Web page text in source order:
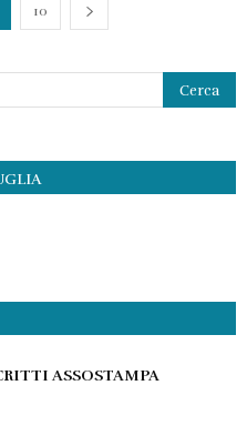
10
ASSOSTAMPA